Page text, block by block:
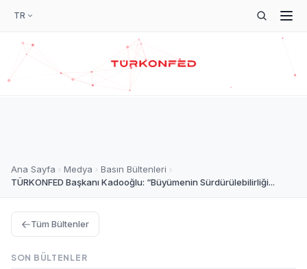
TR
Ana Sayfa Medya
Basın Bültenleri
TÜRKONFED Başkanı Kadooğlu: “Büyümenin Sürdürülebilirliği...
Tüm Bültenler
SON BÜLTENLER